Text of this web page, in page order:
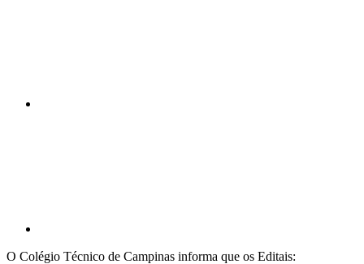
O Colégio Técnico de Campinas informa que os Editais: